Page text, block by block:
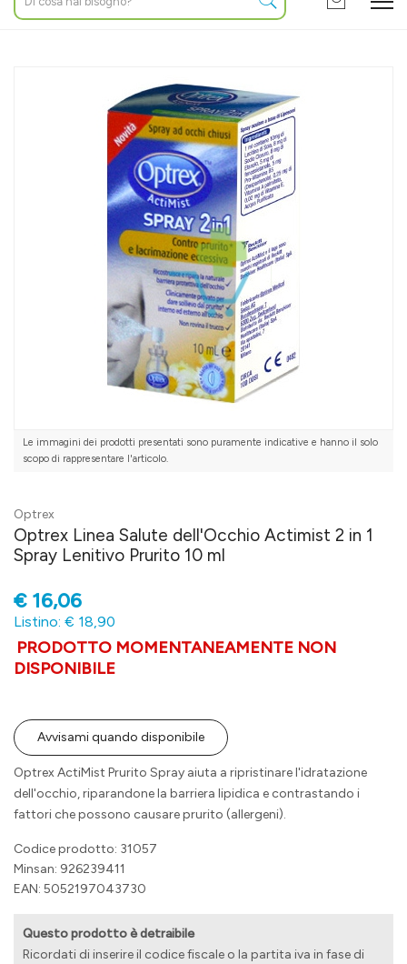
Prurito 10 ml
Le immagini dei prodotti presentati sono puramente indicative e hanno il solo
scopo di rappresentare l'articolo.
Optrex
Optrex Linea Salute dell'Occhio Actimist 2 in 1
Spray Lenitivo Prurito 10 ml
€ 16,06
Listino: € 18,90
PRODOTTO MOMENTANEAMENTE NON
DISPONIBILE
Avvisami quando disponibile
Optrex ActiMist Prurito Spray aiuta a ripristinare l'idratazione
dell'occhio, riparandone la barriera lipidica e contrastando i
fattori che possono causare prurito (allergeni).
Codice prodotto: 31057
Minsan: 926239411
EAN: 5052197043730
Questo prodotto è detraibile
Ricordati di inserire il codice fiscale o la partita iva in fase di